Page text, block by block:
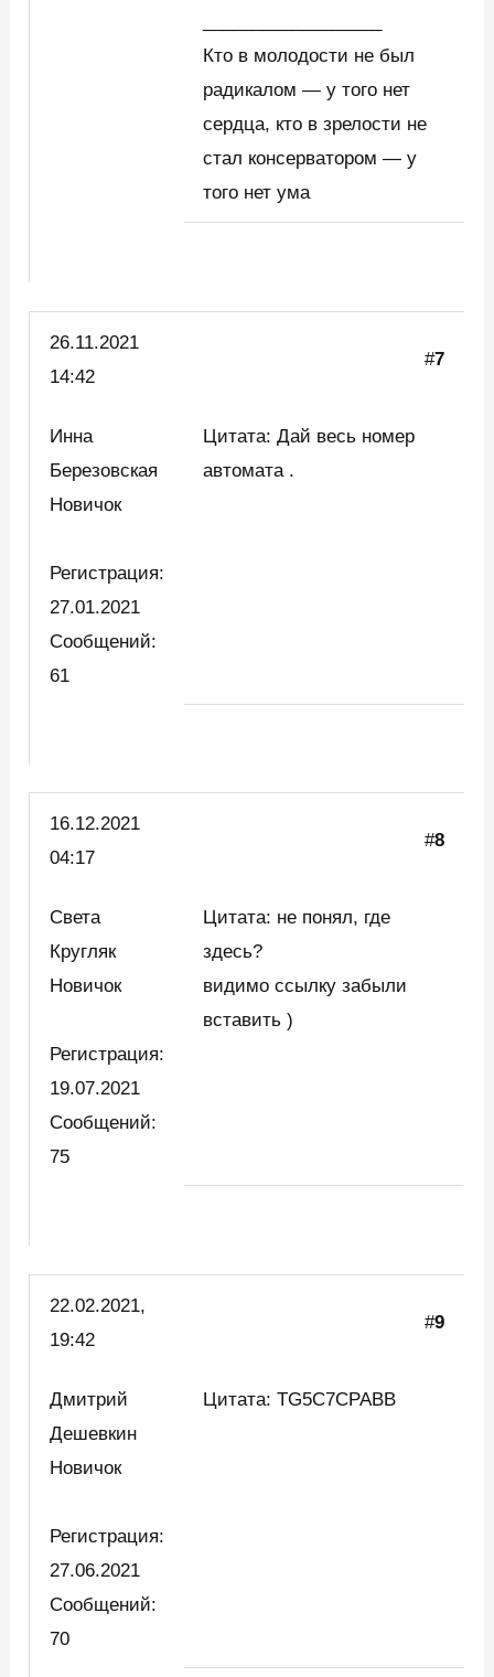
Кто в молодости не был
радикалом — у того нет
сердца, кто в зрелости не
стал консерватором — у
того нет ума
26.11.2021
14:42
#7
Инна
Березовская
Новичок
Регистрация:
27.01.2021
Сообщений:
61
Цитата: Дай весь номер
автомата .
16.12.2021
04:17
#8
Света
Кругляк
Новичок
Регистрация:
19.07.2021
Сообщений:
75
Цитата: не понял, где
здесь?
видимо ссылку забыли
вставить )
22.02.2021,
19:42
#9
Дмитрий
Дешевкин
Новичок
Регистрация:
27.06.2021
Сообщений:
70
Цитата: TG5C7CPABB